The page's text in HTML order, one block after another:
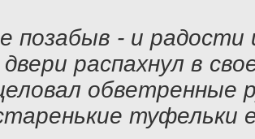
позабыв - и радости
двери распахнул в
обветренные
туфельки